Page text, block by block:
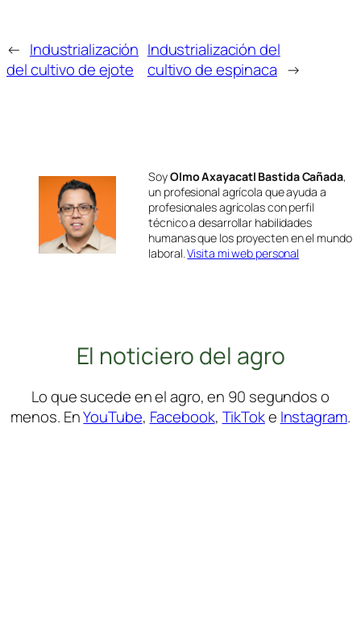
← Industrialización
del cultivo de ejote
Industrialización del
cultivo de espinaca →
SoyOlmo Axayacatl Bastida Cañada,
un profesional agrícola que ayuda a
profesionales agrícolas con perfil
técnico a desarrollar habilidades
humanas que los proyecten en el mundo
laboral.Visita mi web personal
El noticiero del agro
Lo que sucede en el agro, en 90 segundos o
menos. EnYouTube, Facebook, TikToke Instagram.